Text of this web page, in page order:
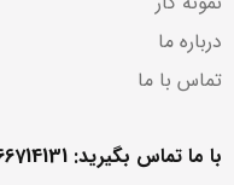
درباره ما
تماس با ما
با ما تماس بگیرید: 66714131-021